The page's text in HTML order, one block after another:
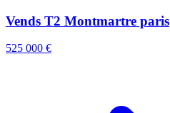
Vends T2 Montmartre paris
525 000 €